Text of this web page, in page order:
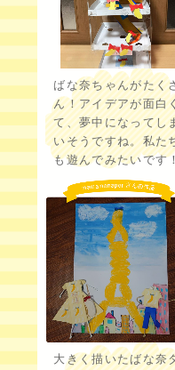
ばな奈ちゃんがたく
ん！アイデアが面白
て、夢中になってし
いそうですね。私た
も遊んでみたいです！
大きく描いたばな奈